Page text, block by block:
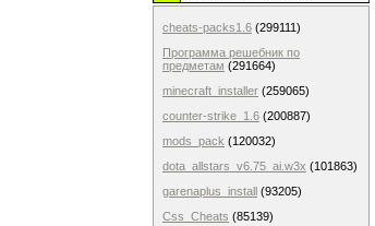
cheats-packs1.6 (299111)
Программа решебник по
предметам (291664)
minecraft_installer (259065)
counter-strike_1.6 (200887)
mods_pack (120032)
dota_allstars_v6.75_ai.w3x (101863)
garenaplus_install (93205)
Css_Cheats (85139)